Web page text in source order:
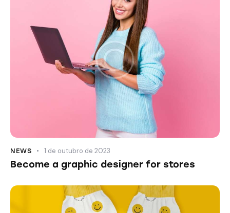
NEWS 1 de outubro de 2023
Become a graphic designer for stores